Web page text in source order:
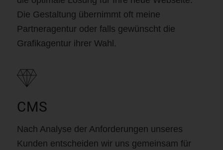
Die Gestaltung übernimmt oft meine
Partneragentur oder falls gewünscht die
Grafikagentur ihrer Wahl.
CMS
Nach Analyse der Anforderungen unseres
Kunden entscheiden wir uns gemeinsam für